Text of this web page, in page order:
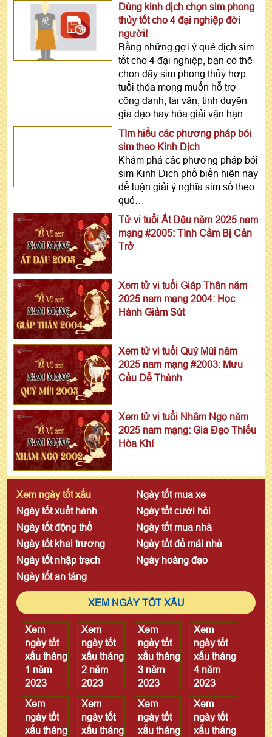
Dùng kinh dịch chọn sim phong
thủy tốt cho 4 đại nghiệp đời
người!
Bằng những gợi ý quẻ dịch sim
tốt cho 4 đại nghiệp, bạn có thể
chọn dãy sim phong thủy hợp
tuổi thỏa mong muốn hỗ trợ
công danh, tài vận, tình duyên
gia đạo hay hóa giải vận hạn
Tìm hiểu các phương pháp bói
sim theo Kinh Dịch
Khám phá các phương pháp bói
sim Kinh Dịch phổ biến hiện nay
để luận giải ý nghĩa sim số theo
quẻ…
Tử vi tuổi Ất Dậu năm 2025 nam
mạng #2005: Tình Cảm Bị Cản
Trở
Xem tử vi tuổi Giáp Thân năm
2025 nam mạng 2004: Học
Hành Giảm Sút
Xem tử vi tuổi Quý Mùi năm
2025 nam mạng #2003: Mưu
Cầu Dễ Thành
Xem tử vi tuổi Nhâm Ngọ năm
2025 nam mạng: Gia Đạo Thiếu
Hòa Khí
Xem ngày tốt xấu
Ngày tốt mua xe
Ngày tốt xuất hành
Ngày tốt cưới hỏi
Ngày tốt động thổ
Ngày tốt mua nhà
Ngày tốt khai trương
Ngày tốt đổ mái nhà
Ngày tốt nhập trạch
Ngày hoàng đạo
Ngày tốt an táng
XEM NGÀY TỐT XẤU
Xem
ngày tốt
xấu tháng
1 năm
2023
Xem
ngày tốt
xấu tháng
2 năm
2023
Xem
ngày tốt
xấu tháng
3 năm
2023
Xem
ngày tốt
xấu tháng
4 năm
2023
Xem
ngày tốt
xấu tháng
Xem
ngày tốt
xấu tháng
Xem
ngày tốt
xấu tháng
Xem
ngày tốt
xấu tháng